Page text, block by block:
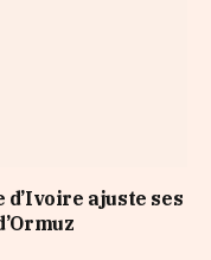
ajuste ses